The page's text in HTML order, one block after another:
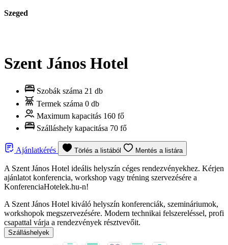
Szeged
Szent János Hotel
Szobák száma 21 db
Termek száma 0 db
Maximum kapacitás 160 fő
Szálláshely kapacitása 70 fő
Ajánlatkérés Törlés a listából Mentés a listára
A Szent János Hotel ideális helyszín céges rendezvényekhez. Kérjen
ajánlatot konferencia, workshop vagy tréning szervezésére a
KonferenciaHotelek.hu-n!
A Szent János Hotel kiváló helyszín konferenciák, szemináriumok,
workshopok megszervezésére. Modern technikai felszereléssel, profi
csapattal várja a rendezvények résztvevőit.
Szálláshelyek